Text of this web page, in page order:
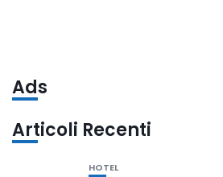
Ads
Articoli Recenti
HOTEL